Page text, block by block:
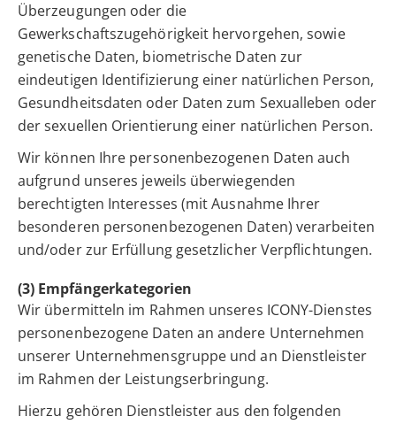
Überzeugungen oder die
Gewerkschaftszugehörigkeit hervorgehen, sowie
genetische Daten, biometrische Daten zur
eindeutigen Identifizierung einer natürlichen Person,
Gesundheitsdaten oder Daten zum Sexualleben oder
der sexuellen Orientierung einer natürlichen Person.
Wir können Ihre personenbezogenen Daten auch
aufgrund unseres jeweils überwiegenden
berechtigten Interesses (mit Ausnahme Ihrer
besonderen personenbezogenen Daten) verarbeiten
und/oder zur Erfüllung gesetzlicher Verpflichtungen.
(3) Empfängerkategorien
Wir übermitteln im Rahmen unseres ICONY-Dienstes
personenbezogene Daten an andere Unternehmen
unserer Unternehmensgruppe und an Dienstleister
im Rahmen der Leistungserbringung.
Hierzu gehören Dienstleister aus den folgenden